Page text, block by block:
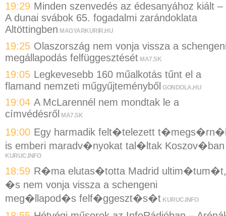
19:29 Minden szenvedés az édesanyához kiált –
A dunai svábok 65. fogadalmi zarándoklata
Altöttingben MAGYARKURIR.HU
19:25 Olaszország nem vonja vissza a
megállapodás felfüggesztését MA7.SK
19:05 Legkevesebb 160 műalkotás tűnt el a
flamand nemzeti műgyűjteményből GONDOLA.HU
19:04 A McLarennél nem mondtak le a
címvédésről
MA7.SK
19:00 Egy harmadik felt�telezett
is emberi maradv�nyokat tal�ltak Koszov�ban
KURUC.INFO
18:59 R�ma elutas�totta Madrid ultim�tum�t,
�s nem vonja vissza a schengeni
meg�llapod�s felf�ggeszt�s�t KURUC.INFO